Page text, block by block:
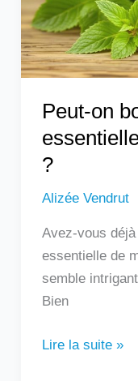
Peut-on
?
Alizée Vendrut
Avez-vous déjà
essentielle de
semble
Bien
de
menthe
poivrée
?
Lire la suite »